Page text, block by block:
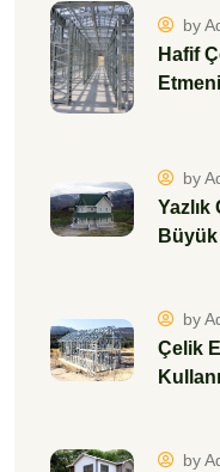
by
Hafif
by
Yazlık
by
Çelik
by